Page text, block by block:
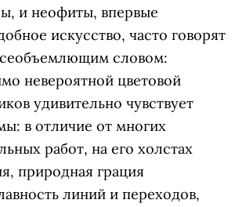
и неофиты, впервые
искусство, часто говорят
словом:
невероятной цветовой
удивительно чувствует
в отличие от многих
работ, на его холстах
природная грация
линий и переходов,